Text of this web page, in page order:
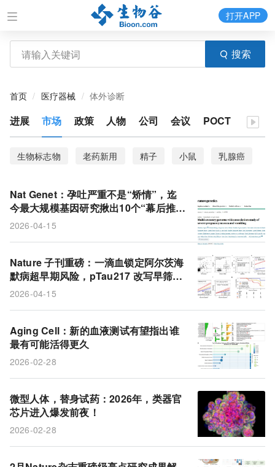
搜索
打开APP
首页 医疗器械 体外诊断
进展 市场 政策 人物 公司 会议 POCT
生物标志物 老药新用 精子 小鼠
乳腺癌
非特异性症状
蛋白质图谱 血浆
DNA碎片化
超级老人
PET扫描
呕吐
FDA
类器官芯片
湿疹 妊娠 DNA
二维细胞
Nat Genet：孕吐严重不是“矫情”，迄
今最大规模基因研究揪出10个“幕后推
手”！
2026-04-15
Nature 子刊重磅：一滴血锁定阿尔茨海
默病超早期风险，pTau217 改写早筛格
局
2026-04-15
Aging Cell：新的血液测试有望指出谁
最有可能活得更久
2026-02-28
微型人体，替身试药：2026年，类器官
芯片进入爆发前夜！
2026-02-28